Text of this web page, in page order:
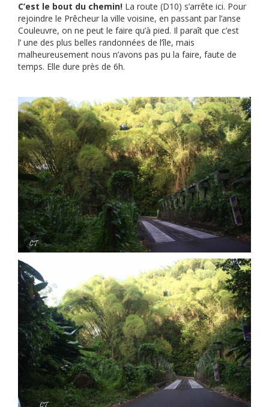
C’est le bout du chemin! La route (D10) s’arrête ici. Pour
rejoindre le Prêcheur la ville voisine, en passant par l’anse
Couleuvre, on ne peut le faire qu’à pied. Il paraît que c’est
l’ une des plus belles randonnées de l’île, mais
malheureusement nous n’avons pas pu la faire, faute de
temps. Elle dure près de 6h.